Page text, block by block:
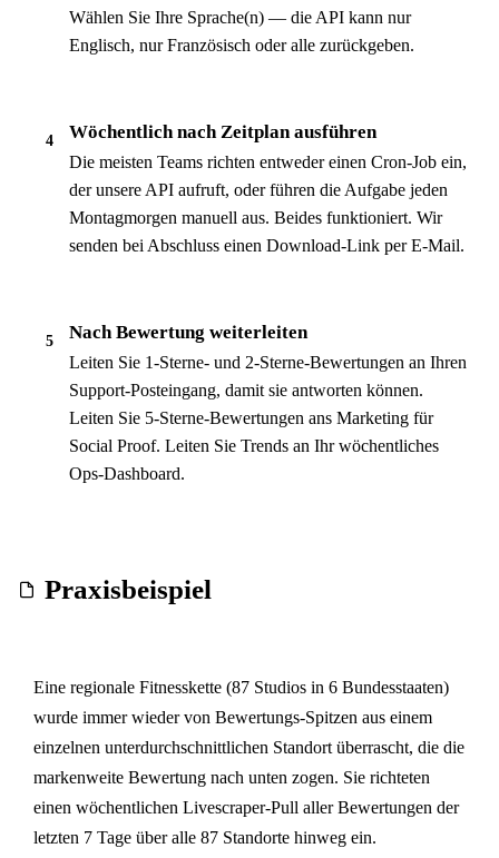
Wählen Sie Ihre Sprache(n) — die API kann nur
Englisch, nur Französisch oder alle zurückgeben.
4 Wöchentlich nach Zeitplan ausführen
Die meisten Teams richten entweder einen Cron-Job ein,
der unsere API aufruft, oder führen die Aufgabe jeden
Montagmorgen manuell aus. Beides funktioniert. Wir
senden bei Abschluss einen Download-Link per E-Mail.
5 Nach Bewertung weiterleiten
Leiten Sie 1-Sterne- und 2-Sterne-Bewertungen an Ihren
Support-Posteingang, damit sie antworten können.
Leiten Sie 5-Sterne-Bewertungen ans Marketing für
Social Proof. Leiten Sie Trends an Ihr wöchentliches
Ops-Dashboard.
Praxisbeispiel
Eine regionale Fitnesskette (87 Studios in 6 Bundesstaaten)
wurde immer wieder von Bewertungs-Spitzen aus einem
einzelnen unterdurchschnittlichen Standort überrascht, die die
markenweite Bewertung nach unten zogen. Sie richteten
einen wöchentlichen Livescraper-Pull aller Bewertungen der
letzten 7 Tage über alle 87 Standorte hinweg ein.